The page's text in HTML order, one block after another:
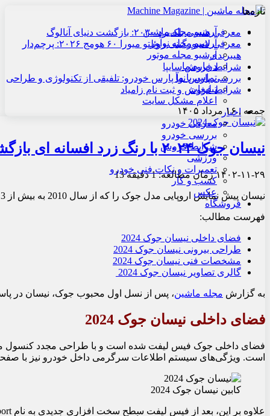
آرشیو مجله ماشین
آرشیو مجله نوآور
آرشیو مجله موتور
درباره ما
تماس با ما
تبلیغات
اعلام مشکل سایت
اخبار
معرفی خودرو
بررسی خودرو
شرایط فروش
ورزشی
تعمیرات و نکات فنی خودرو
کسب و کار
عکس
فروشگاه
تازه‌ها
معرفی هنسی بلک‌برد ۲۰۳۰: بازگشت دنیای آنالوگ
معرفی لامبورگینی روئلتو میورا ۶۰ هومج ۲۰۲۶: پرچم‌دار
هیبریدی
شرایط فروش سایپا
بررسی پارس نوآ پارس خودرو: تلفیقی از تکنولوژی و طراحی
شرایط فروش و ثبت نام زامیاد
جمعه , ۱۶ مرداد ۱۴۰۵
نیسان جوک ۲۰۲۴ با رنگ زرد افسانه ای بازگشته است
۱۴۰۲-۱۱-۲۹زمان مطالعه: 1 دقیقه 13
نیسان پیش نمایش اروپایی مدل جوک را که از سال 2010 به بیش از 1.3 میلیون کاربر معرفی کرده است، در محیط آنلاین برگزار کرد.
فهرست مطالب:
فضای داخلی نیسان جوک 2024
طراحی بیرونی نیسان جوک 2024
مشخصات فنی نیسان جوک 2024
گالری تصاویر نیسان جوک 2024
به گزارش مجله ماشین، پس از نسل اول محبوب جوک، نیسان در
فضای داخلی نیسان جوک 2024
فضای داخلی جوک فیس لیفت شده است و با طراحی مجدد کنسول
است. ویژگی‌های سیستم اطلاعات سرگرمی داخل خودرو نیز با
کابین نیسان جوک 2024